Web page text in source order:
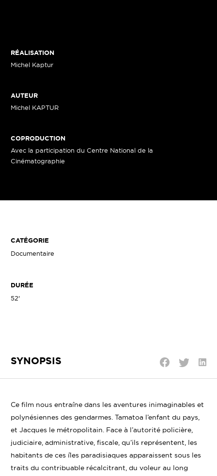
RÉALISATION
Michel Kaptur
AUTEUR
Michel KAPTUR
COPRODUCTION
Avec la participation du Centre National de la
Cinématographie
CATÉGORIE
Documentaire
DURÉE
52'
SYNOPSIS
Ce film nous entraîne dans les aventures inimaginables et
polynésiennes des gendarmes. Tamatoa l’enfant du pays,
et Jacques le métropolitain. Face à l’autorité policière,
judiciaire, administrative, fiscale, qu’ils représentent, les
habitants de ces îles paradisiaques apparaissent sous les
traits du contribuable récalcitrant, du voleur au long